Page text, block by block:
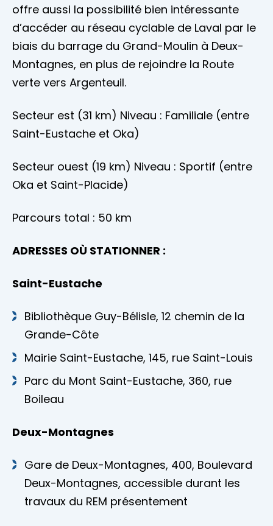
offre aussi la possibilité bien intéressante
d’accéder au réseau cyclable de Laval par le
biais du barrage du Grand-Moulin à Deux-
Montagnes, en plus de rejoindre la Route
verte vers Argenteuil.
Secteur est (31 km) Niveau : Familiale (entre
Saint-Eustache et Oka)
Secteur ouest (19 km) Niveau : Sportif (entre
Oka et Saint-Placide)
Parcours total : 50 km
ADRESSES OÙ STATIONNER :
Saint-Eustache
Bibliothèque Guy-Bélisle, 12 chemin de la
Grande-Côte
Mairie Saint-Eustache, 145, rue Saint-Louis
Parc du Mont Saint-Eustache, 360, rue
Boileau
Deux-Montagnes
Gare de Deux-Montagnes, 400, Boulevard
Deux-Montagnes, accessible durant les
travaux du REM présentement